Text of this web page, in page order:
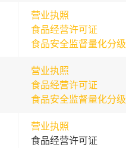
营业执照
食品经营许可证
食品安全监督量化分级
营业执照
食品经营许可证
食品安全监督量化分级
营业执照
食品经营许可证